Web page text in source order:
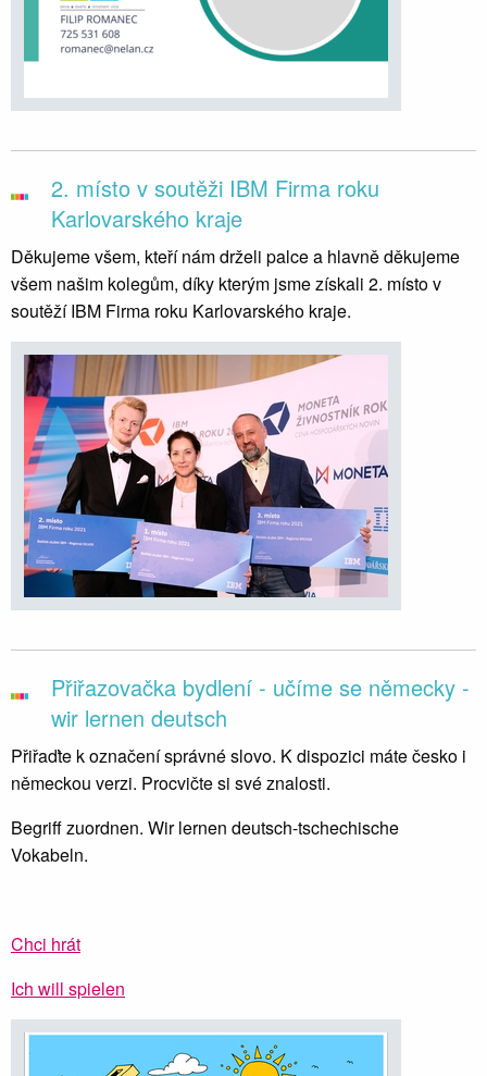
2. místo v soutěži IBM Firma roku
Karlovarského kraje
Děkujeme všem, kteří nám drželi palce a hlavně děkujeme
všem našim kolegům, díky kterým jsme získali 2. místo v
soutěží IBM Firma roku Karlovarského kraje.
Přiřazovačka bydlení - učíme se německy -
wir lernen deutsch
Přiřaďte k označení správné slovo. K dispozici máte česko i
německou verzi. Procvičte si své znalosti.
Begriff zuordnen. Wir lernen deutsch-tschechische
Vokabeln.
Chci hrát
Ich will spielen